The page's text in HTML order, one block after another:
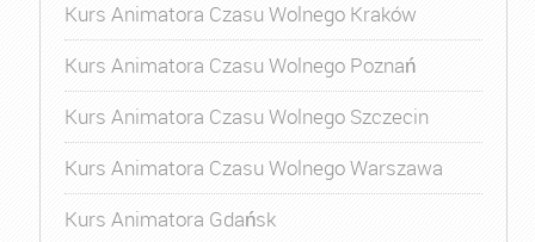
Kurs Animatora Czasu Wolnego Kraków
Kurs Animatora Czasu Wolnego Poznań
Kurs Animatora Czasu Wolnego Szczecin
Kurs Animatora Czasu Wolnego Warszawa
Kurs Animatora Gdańsk